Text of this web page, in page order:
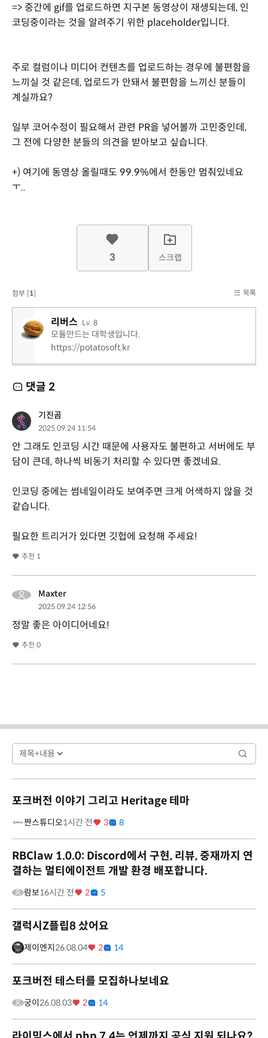
=> 중간에 gif를 업로드하면 지구본 동영상이 재생되는데, 인
코딩중이라는 것을 알려주기 위한 placeholder입니다.
주로 컬럼이나 미디어 컨텐츠를 업로드하는 경우에 불편함을
느끼실 것 같은데, 업로드가 안돼서 불편함을 느끼신 분들이
계실까요?
일부 코어수정이 필요해서 관련 PR을 넣어볼까 고민중인데,
그 전에 다양한 분들의 의견을 받아보고 싶습니다.
+) 여기에 동영상 올릴때도 99.9%에서 한동안 멈춰있네요
ㅜ..
3 스크랩
첨부 [1] 목록
리버스 Lv. 8
모듈만드는 대학생입니다.
https://potatosoft.kr
댓글 2
기진곰
2025.09.24 11:54
안 그래도 인코딩 시간 때문에 사용자도 불편하고 서버에도 부
담이 큰데, 하나씩 비동기 처리할 수 있다면 좋겠네요.
인코딩 중에는 썸네일이라도 보여주면 크게 어색하지 않을 것
같습니다.
필요한 트리거가 있다면 깃헙에 요청해 주세요!
추천 1
Maxter
2025.09.24 12:56
정말 좋은 아이디어네요!
추천 0
포크버전 이야기 그리고 Heritage 테마
짠스튜디오1시간 전 3 8
RBClaw 1.0.0: Discord에서 구현, 리뷰, 중재까지 연
결하는 멀티에이전트 개발 환경 배포합니다.
람보16시간 전 2 5
갤럭시Z플립8 샀어요
제이엔지26.08.04 2 14
포크버전 테스터를 모집하나보네요
궁이26.08.03 2 14